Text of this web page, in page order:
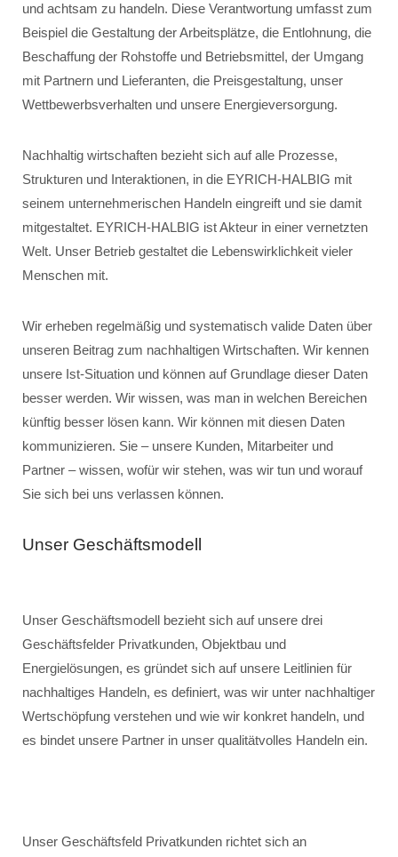
und achtsam zu handeln. Diese Verantwortung umfasst zum
Beispiel die Gestaltung der Arbeitsplätze, die Entlohnung, die
Beschaffung der Rohstoffe und Betriebsmittel, der Umgang
mit Partnern und Lieferanten, die Preisgestaltung, unser
Wettbewerbsverhalten und unsere Energieversorgung.
Nachhaltig wirtschaften bezieht sich auf alle Prozesse,
Strukturen und Interaktionen, in die EYRICH-HALBIG mit
seinem unternehmerischen Handeln eingreift und sie damit
mitgestaltet. EYRICH-HALBIG ist Akteur in einer vernetzten
Welt. Unser Betrieb gestaltet die Lebenswirklichkeit vieler
Menschen mit.
Wir erheben regelmäßig und systematisch valide Daten über
unseren Beitrag zum nachhaltigen Wirtschaften. Wir kennen
unsere Ist-Situation und können auf Grundlage dieser Daten
besser werden. Wir wissen, was man in welchen Bereichen
künftig besser lösen kann. Wir können mit diesen Daten
kommunizieren. Sie – unsere Kunden, Mitarbeiter und
Partner – wissen, wofür wir stehen, was wir tun und worauf
Sie sich bei uns verlassen können.
Unser Geschäftsmodell
Unser Geschäftsmodell bezieht sich auf unsere drei
Geschäftsfelder Privatkunden, Objektbau und
Energielösungen, es gründet sich auf unsere Leitlinien für
nachhaltiges Handeln, es definiert, was wir unter nachhaltiger
Wertschöpfung verstehen und wie wir konkret handeln, und
es bindet unsere Partner in unser qualitätvolles Handeln ein.
Unser Geschäftsfeld Privatkunden richtet sich an